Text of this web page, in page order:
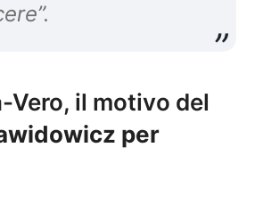
Vero, il motivo del
per